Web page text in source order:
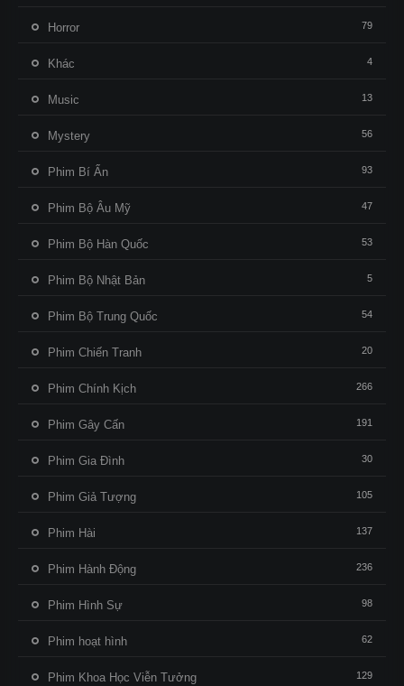
Horror 79
Khác 4
Music 13
Mystery 56
Phim Bí Ẩn 93
Phim Bộ Âu Mỹ 47
Phim Bộ Hàn Quốc 53
Phim Bộ Nhật Bản 5
Phim Bộ Trung Quốc 54
Phim Chiến Tranh 20
Phim Chính Kịch 266
Phim Gây Cấn 191
Phim Gia Đình 30
Phim Giả Tượng 105
Phim Hài 137
Phim Hành Động 236
Phim Hình Sự 98
Phim hoạt hình 62
Phim Khoa Học Viễn Tưởng 129